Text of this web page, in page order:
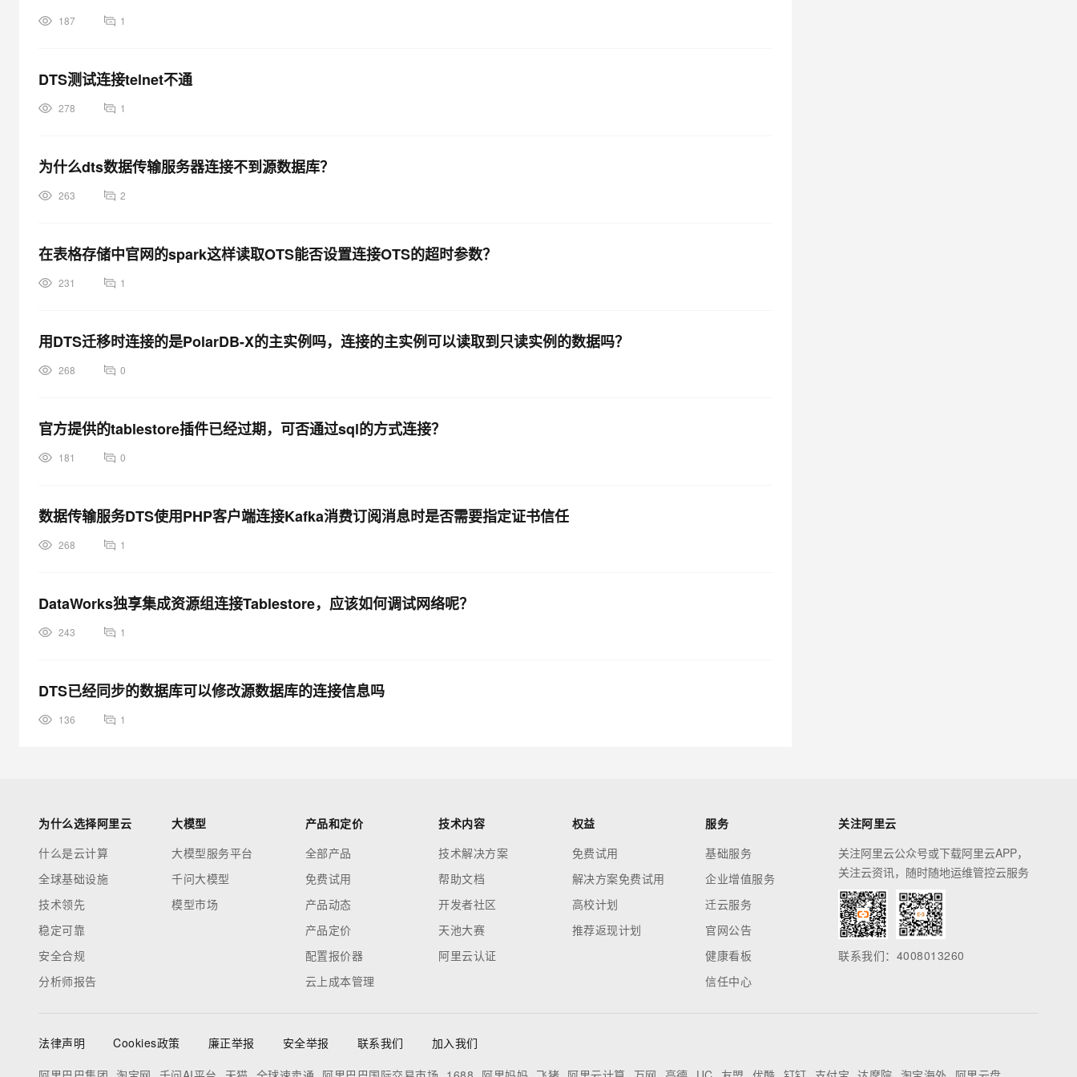
187 1
DTS测试连接telnet不通
278 1
为什么dts数据传输服务器连接不到源数据库？
263 2
在表格存储中官网的spark这样读取OTS能否设置连接OTS的超时参数？
231 1
用DTS迁移时连接的是PolarDB-X的主实例吗，连接的主实例可以读取到只读实例的数据吗？
268 0
官方提供的tablestore插件已经过期，可否通过sql的方式连接？
181 0
数据传输服务DTS使用PHP客户端连接Kafka消费订阅消息时是否需要指定证书信任
268 1
DataWorks独享集成资源组连接Tablestore，应该如何调试网络呢？
243 1
DTS已经同步的数据库可以修改源数据库的连接信息吗
136 1
为什么选择阿里云
什么是云计算
全球基础设施
技术领先
稳定可靠
安全合规
分析师报告
大模型
大模型服务平台
千问大模型
模型市场
产品和定价
全部产品
免费试用
产品动态
产品定价
配置报价器
云上成本管理
技术内容
技术解决方案
帮助文档
开发者社区
天池大赛
阿里云认证
权益
免费试用
解决方案免费试用
高校计划
推荐返现计划
服务
基础服务
企业增值服务
迁云服务
官网公告
健康看板
信任中心
关注阿里云
关注阿里云公众号或下载阿里云APP，
关注云资讯，随时随地运维管控云服务
联系我们：4008013260
法律声明 Cookies政策 廉正举报 安全举报 联系我们
加入我们